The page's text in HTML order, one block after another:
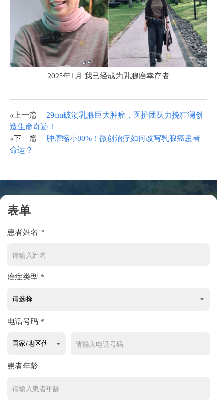
2025年1月 我已经成为乳腺癌幸存者
« 上一篇
29cm破溃乳腺巨大肿瘤，医护团队力挽狂澜创
造生命奇迹！
»下一篇
肿瘤缩小80%！微创治疗如何改写乳腺癌患者
命运？
表单
患者姓名 *
癌症类型 *
电话号码 *
患者年龄